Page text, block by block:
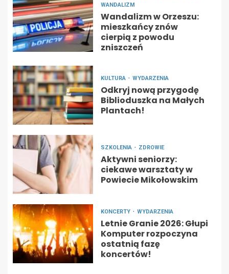
WANDALIZM
Wandalizm w Orzeszu:
mieszkańcy znów
cierpią z powodu
zniszczeń
KULTURA WYDARZENIA
Odkryj nową przygodę
Biblioduszka na Małych
Plantach!
SZKOLENIA ZDROWIE
Aktywni seniorzy:
ciekawe warsztaty w
Powiecie Mikołowskim
KONCERTY WYDARZENIA
Letnie Granie 2026: Głupi
Komputer rozpoczyna
ostatnią fazę
koncertów!